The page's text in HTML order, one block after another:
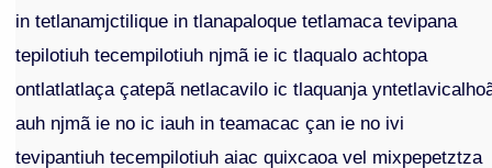
in tetlanamjctilique in tlanapaloque tetlamaca tevipana
tepilotiuh tecempilotiuh njmã ie ic tlaqualo achtopa
ontlatlatlaça çatepã netlacavilo ic tlaquanja
auh njmã ie no ic iauh in teamacac çan ie no ivi
tevipantiuh tecempilotiuh aiac quixcaoa vel mixpepetztza